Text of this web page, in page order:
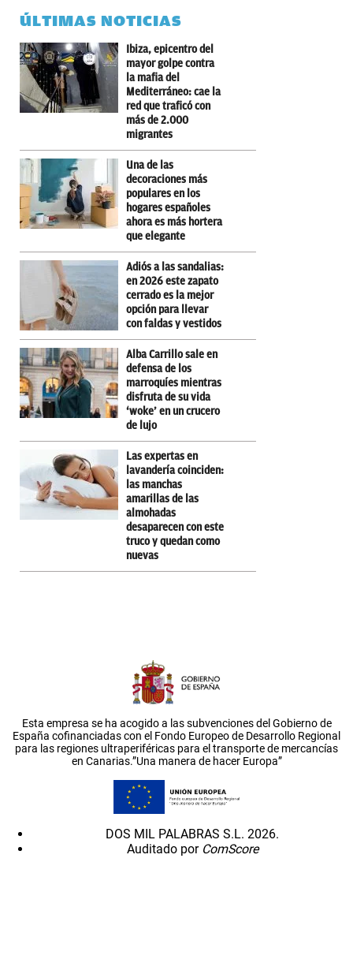
ÚLTIMAS NOTICIAS
Ibiza, epicentro del
mayor golpe contra
la mafia del
Mediterráneo: cae la
red que traficó con
más de 2.000
migrantes
Una de las
decoraciones más
populares en los
hogares españoles
ahora es más hortera
que elegante
Adiós a las sandalias:
en 2026 este zapato
cerrado es la mejor
opción para llevar
con faldas y vestidos
Alba Carrillo sale en
defensa de los
marroquíes mientras
disfruta de su vida
‘woke’ en un crucero
de lujo
Las expertas en
lavandería coinciden:
las manchas
amarillas de las
almohadas
desaparecen con este
truco y quedan como
nuevas
Esta empresa se ha acogido a las subvenciones del Gobierno de
España cofinanciadas con el Fondo Europeo de Desarrollo Regional
para las regiones ultraperiféricas para el transporte de mercancías
en Canarias.”Una manera de hacer Europa”
DOS MIL PALABRAS S.L. 2026.
Auditado por ComScore